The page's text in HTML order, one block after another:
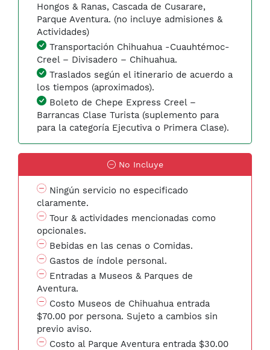
Hongos & Ranas, Cascada de Cusarare,
Parque Aventura. (no incluye admisiones &
Actividades)
Transportación Chihuahua -Cuauhtémoc-
Creel – Divisadero – Chihuahua.
Traslados según el itinerario de acuerdo a
los tiempos (aproximados).
Boleto de Chepe Express Creel –
Barrancas Clase Turista (suplemento para
para la categoría Ejecutiva o Primera Clase).
No Incluye
Ningún servicio no especificado
claramente.
Tour & actividades mencionadas como
opcionales.
Bebidas en las cenas o Comidas.
Gastos de índole personal.
Entradas a Museos & Parques de
Aventura.
Costo Museos de Chihuahua entrada
$70.00 por persona. Sujeto a cambios sin
previo aviso.
Costo al Parque Aventura entrada $30.00